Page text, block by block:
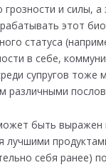
грозности и силы,
этот
статуса
в себе,
супругов
различными
быть выражен
лучшими
себя ранее)